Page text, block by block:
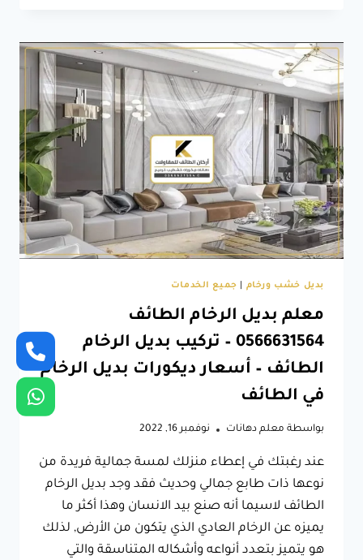
ت:
0566631564
اشكال
بديل
الرخام
الطائف
لوح
بديل
الرخام
الطائف
بديل خشب ورخام جميع الخدمات
معلم بديل الرخام الطائف
0566631564 – تركيب بديل الرخام
الطائف – أسعار ديكورات بديل الرخام
في الطائف
بواسطة معلم دهانات نوفمبر 16, 2022
عند رغبتك في إعطاء منزلك لمسة جمالية فريدة من
نوعها ذات طابع جمالي وحديث فقد وجد بديل الرخام
الطائف لاسيما أنه صنع بيد الانسان وهذا أكثر ما
يميزه عن الرخام العادي الذي يتكون من الأرض, لذلك
هو يتميز بتعدد أنواعه وأشكاله المتناسقة والتي